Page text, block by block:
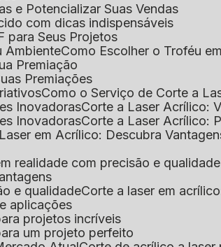
e Potencializar Suas Vendas
com dicas indispensáveis
para Seus Projetos
Ambiente
Como Escolher o Troféu
Premiação
Premiações
Como o Serviço de Corte a
Inovadoras
Corte a Laser Acrílico:
Inovadoras
Corte a Laser Acrílico:
Laser em Acrílico: Descubra
realidade com precisão e qualidade
e qualidade
Corte a laser em
aplicações
projetos incríveis
um projeto perfeito